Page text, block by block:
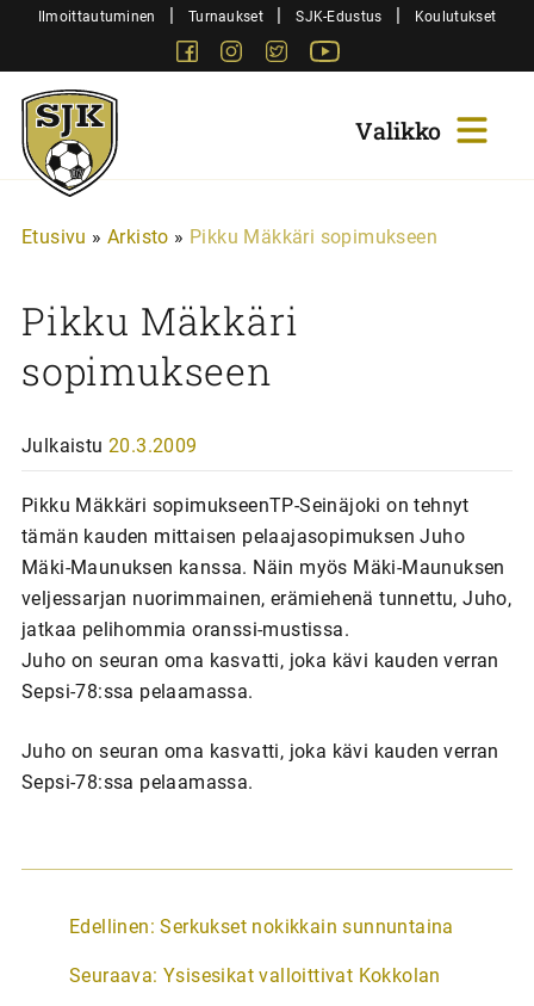
SiirryIlmoittautuminen | Turnaukset | SJK-Edustus | Koulutukset
FacebookInstagram
Twitter
Sjk-
Juniorit
Etusivu » Arkisto » Pikku Mäkkäri sopimukseen
Pikku Mäkkäri
sopimukseen
Julkaistu 20.3.2009
Pikku Mäkkäri sopimukseenTP-Seinäjoki on tehnyt
tämän kauden mittaisen pelaajasopimuksen Juho
Mäki-Maunuksen kanssa. Näin myös Mäki-Maunuksen
veljessarjan nuorimmainen, erämiehenä tunnettu, Juho,
jatkaa pelihommia oranssi-mustissa.
Juho on seuran oma kasvatti, joka kävi kauden verran
Sepsi-78:ssa pelaamassa.
Juho on seuran oma kasvatti, joka kävi kauden verran
Sepsi-78:ssa pelaamassa.
A
t
Edellinen: Serkukset nokikkain sunnuntaina
Seuraava: Ysisesikat valloittivat Kokkolan